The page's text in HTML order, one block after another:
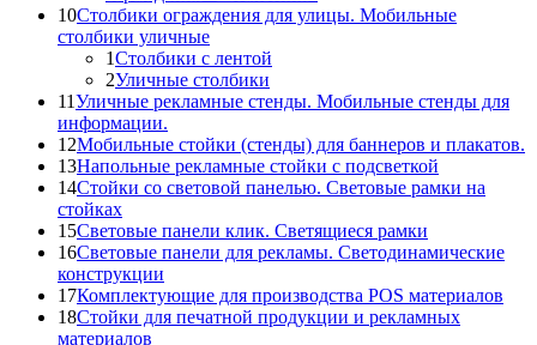
10Столбики ограждения для улицы. Мобильные
столбики уличные
1Столбики с лентой
2Уличные столбики
11Уличные рекламные стенды. Мобильные стенды для
информации.
12Мобильные стойки (стенды) для баннеров и плакатов.
13Напольные рекламные стойки с подсветкой
14Стойки со световой панелью. Световые рамки на
стойках
15Световые панели клик. Светящиеся рамки
16Световые панели для рекламы. Светодинамические
конструкции
17Комплектующие для производства POS материалов
18Стойки для печатной продукции и рекламных
материалов